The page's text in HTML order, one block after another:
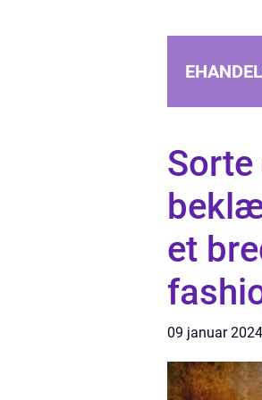
et
09 januar 2024